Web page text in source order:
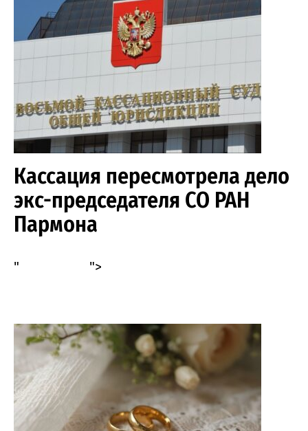
Кассация пересмотрела дело
экс-председателя СО РАН
Пармона
" ">